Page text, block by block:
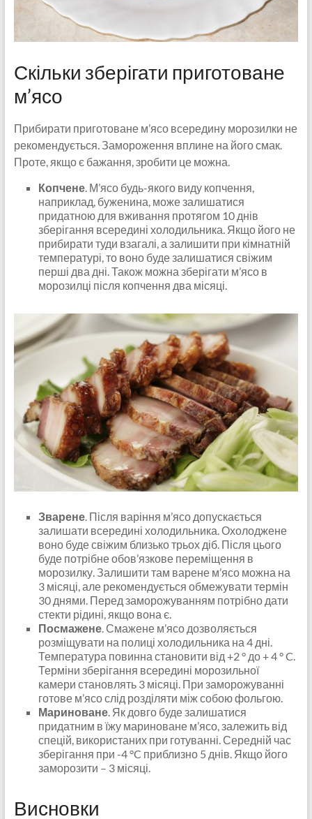
Скільки зберігати приготоване
м’ясо
Прибирати приготоване м’ясо всередину морозилки не
рекомендується. Замороження вплине на його смак.
Проте, якщо є бажання, зробити це можна.
Копчене. М’ясо будь-якого виду копчення,
наприклад, буженина, може залишатися
придатною для вживання протягом 10 днів
зберігання всередині холодильника. Якщо його не
прибирати туди взагалі, а залишити при кімнатній
температурі, то воно буде залишатися свіжим
перші два дні. Також можна зберігати м’ясо в
морозилці після копчення два місяці.
Зварене. Після варіння м’ясо допускається
залишати всередині холодильника. Охолоджене
воно буде свіжим близько трьох діб. Після цього
буде потрібне обов’язкове переміщення в
морозилку. Залишити там варене м’ясо можна на
3 місяці, але рекомендується обмежувати термін
30 днями. Перед заморожуванням потрібно дати
стекти рідині, якщо вона є.
Посмажене. Смажене м’ясо дозволяється
розміщувати на полиці холодильника на 4 дні.
Температура повинна становити від +2 ° до + 4 ° C.
Терміни зберігання всередині морозильної
камери становлять 3 місяці. При заморожуванні
готове м’ясо слід розділяти між собою фольгою.
Мариноване. Як довго буде залишатися
придатним в їжу мариноване м’ясо, залежить від
спецій, використаних при готуванні. Середній час
зберігання при -4 °C приблизно 5 днів. Якщо його
заморозити – 3 місяці.
Висновки